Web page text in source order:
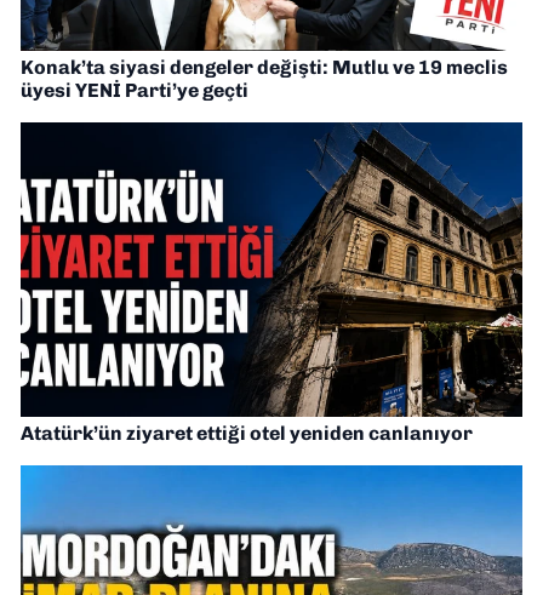
Konak’ta siyasi dengeler değişti: Mutlu ve 19 meclis
üyesi YENİ Parti’ye geçti
Atatürk’ün ziyaret ettiği otel yeniden canlanıyor